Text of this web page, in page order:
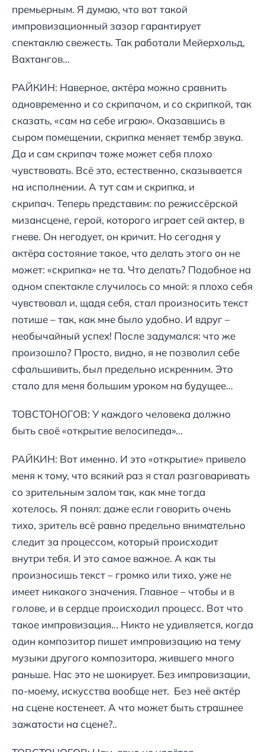
премьерным. Я думаю, что вот такой
импровизационный зазор гарантирует
спектаклю свежесть. Так работали Мейерхольд,
Вахтангов...
РАЙКИН: Наверное, актёра можно сравнить
одновременно и со скрипачом, и со скрипкой, так
сказать, «сам на себе играю». Оказавшись в
сыром помещении, скрипка меняет тембр звука.
Да и сам скрипач тоже может себя плохо
чувствовать. Всё это, естественно, сказывается
на исполнении. А тут сам и скрипка, и
скрипач. Теперь представим: по режиссёрской
мизансцене, герой, которого играет сей актер, в
гневе. Он негодует, он кричит. Но сегодня у
актёра состояние такое, что делать этого он не
может: «скрипка» не та. Что делать? Подобное на
одном спектакле случилось со мной: я плохо себя
чувствовал и, щадя себя, стал произносить текст
потише – так, как мне было удобно. И вдруг –
необычайный успех! После задумался: что же
произошло? Просто, видно, я не позволил себе
сфальшивить, был предельно искренним. Это
стало для меня большим уроком на будущее...
ТОВСТОНОГОВ: У каждого человека должно
быть своё «открытие велосипеда»...
РАЙКИН: Вот именно. И это «открытие» привело
меня к тому, что всякий раз я стал разговаривать
со зрительным залом так, как мне тогда
хотелось. Я понял: даже если говорить очень
тихо, зритель всё равно предельно внимательно
следит за процессом, который происходит
внутри тебя. И это самое важное. А как ты
произносишь текст – громко или тихо, уже не
имеет никакого значения. Главное – чтобы и в
голове, и в сердце происходил процесс. Вот что
такое импровизация... Никто не удивляется, когда
один композитор пишет импровизацию на тему
музыки другого композитора, жившего много
раньше. Нас это не шокирует. Без импровизации,
по-моему, искусства вообще нет. Без неё актёр
на сцене костенеет. А что может быть страшнее
зажатости на сцене?..